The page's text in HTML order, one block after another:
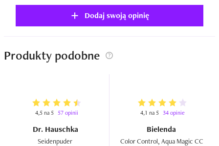
Dodaj swoją opinię
Produkty podobne
4,5 na 5 57 opinii
Dr. Hauschka
4,1 na 5 34 opinie
Bielenda
Color Control, Aqua Magic CC